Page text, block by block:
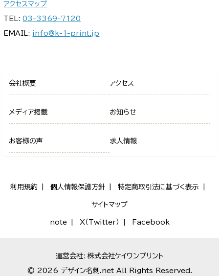
アクセスマップ
TEL:03-3369-7120
EMAIL: info@k-1-print.jp
会社概要 アクセス
メディア掲載 お知らせ
お客様の声 求人情報
利用規約 個人情報保護方針 特定商取引法に基づく表示
サイトマップ
note X（Twitter） Facebook
運営会社: 株式会社ケイワンプリント
© 2026 デザイン名刺.net All Rights Reserved.